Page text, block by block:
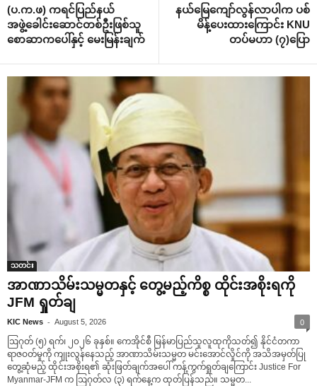
(ပ.က.ဖ) ကရင်ပြည်နယ်
အဖွဲ့‌ခေါင်း‌ဆောင်တစ်ဦးဖြစ်သူ
‌စောဆာက‌ပေါ်နှင့် ‌မေးမြန်းချက်
နယ်‌မြေ‌ကျော်လွန်လာပါက ပစ်
မိန့်‌ပေးထား‌ကြောင်း KNU
တပ်မဟာ (၇)‌ပြော
သတင်း
အာဏာသိမ်းသမ္မတနှင့် တွေ့မည့်ကိစ္စ ထိုင်းအစိုးရကို
JFM ရှုတ်ချ
KIC News - August 5, 2026 0
ဩဂုတ် (၅) ရက်၊ ၂၀၂၆ ခုနှစ်။ ကေအိုင်စီ မြန်မာပြည်သူလူထုကိုသတ်၍ နိုင်ငံတကာ
ရာဇဝတ်မှုကို ကျုးလွန်နေသည့် အာဏာသိမ်းသမ္မတ မင်းအောင်လှိုင်ကို အသိအမှတ်ပြု
တွေ့ဆုံမည့် ထိုင်းအစိုးရ၏ ဆုံးဖြတ်ချက်အပေါ် ကန့်ကွက်ရှုတ်ချကြောင်း Justice For
Myanmar-JFM က ဩဂုတ်လ (၃) ရက်နေ့က ထုတ်ပြန်သည်။ သမ္မတ...